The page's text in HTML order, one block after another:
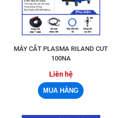
MÁY CẮT PLASMA RILAND CUT
100NA
Liên hệ